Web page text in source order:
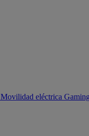
Movilidad eléctrica